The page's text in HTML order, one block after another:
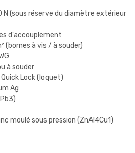
N (sous réserve du diamètre extérieur
d'accouplement
(bornes à vis / à souder)
à souder
Lock (loquet)
Ag
moulé sous pression (ZnAl4Cu1)